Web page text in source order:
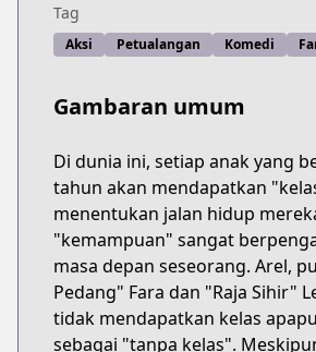
Tag
Aksi Petualangan Komedi
Gambaran umum
Di dunia ini, setiap anak yang
tahun akan mendapatkan
menentukan jalan hidup
"kemampuan" sangat
masa depan seseorang. Arel,
Pedang" Fara dan "Raja Sihir"
tidak mendapatkan kelas
sebagai "tanpa kelas".